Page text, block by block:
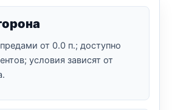
от 0.0 п.; доступно
условия зависят от